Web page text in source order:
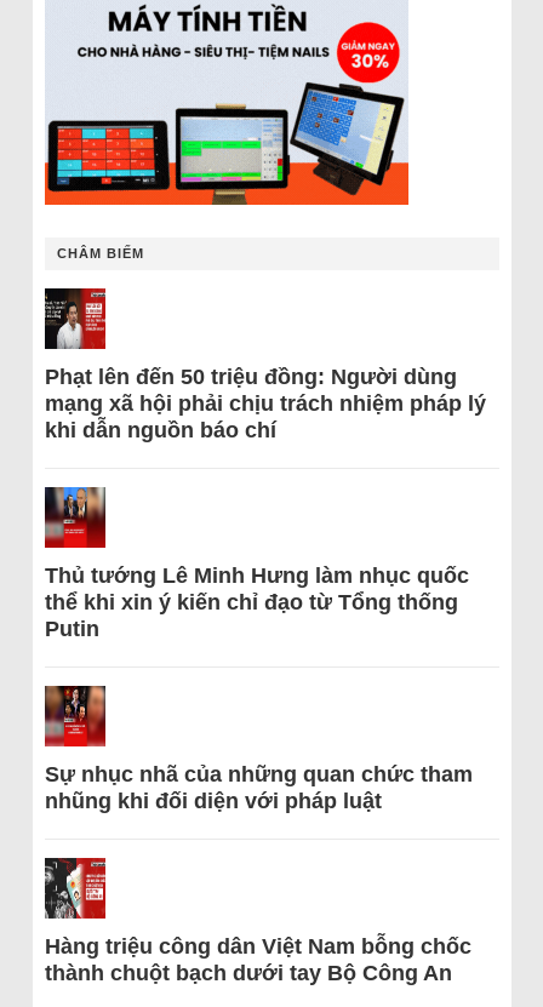
CHÂM BIẾM
Phạt lên đến 50 triệu đồng: Người dùng
mạng xã hội phải chịu trách nhiệm pháp lý
khi dẫn nguồn báo chí
Thủ tướng Lê Minh Hưng làm nhục quốc
thể khi xin ý kiến chỉ đạo từ Tổng thống
Putin
Sự nhục nhã của những quan chức tham
nhũng khi đối diện với pháp luật
Hàng triệu công dân Việt Nam bỗng chốc
thành chuột bạch dưới tay Bộ Công An